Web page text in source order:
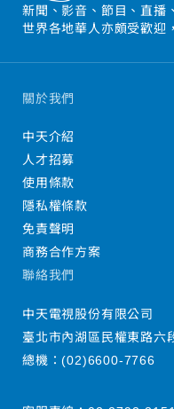
新聞、影音、節目、直播
世界各地華人亦頗受歡迎
關於我們
中天介紹
人才招募
使用條款
隱私權條款
免責聲明
商務合作方案
聯絡我們
中天電視股份有限公司
臺北市內湖區民權東路六
總機：(02)6600-7766